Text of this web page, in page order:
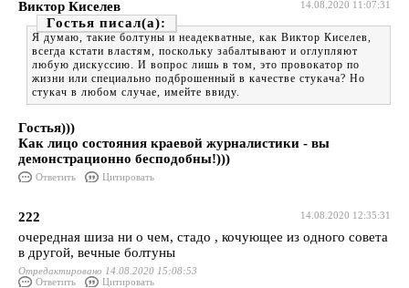
14.08.2020 11:07:31
Виктор Киселев
Гостья
Я думаю, такие болтуны и неадекватные, как Виктор Киселев,
всегда кстати властям, поскольку забалтывают и оглупляют
любую дискуссию. И вопрос лишь в том, это провокатор по
жизни или специально подброшенный в качестве стукача? Но
стукач в любом случае, имейте ввиду.
Гостья)))
Как лицо состояния краевой журналистики - вы
демонстрационно бесподобны!)))
Ответить Цитировать
14.08.2020 12:35:31
222
очередная шиза ни о чем, стадо , кочующее из одного совета
в другой, вечные болтуны
Отредактировано 14.08.2020 15:08:53
Ответить
Цитировать